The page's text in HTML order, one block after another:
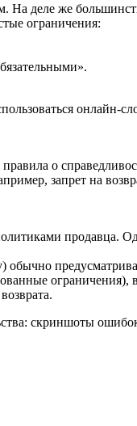
На деле же
ограничения:
о
запрет на
продавца.
ограничения),
скриншоты